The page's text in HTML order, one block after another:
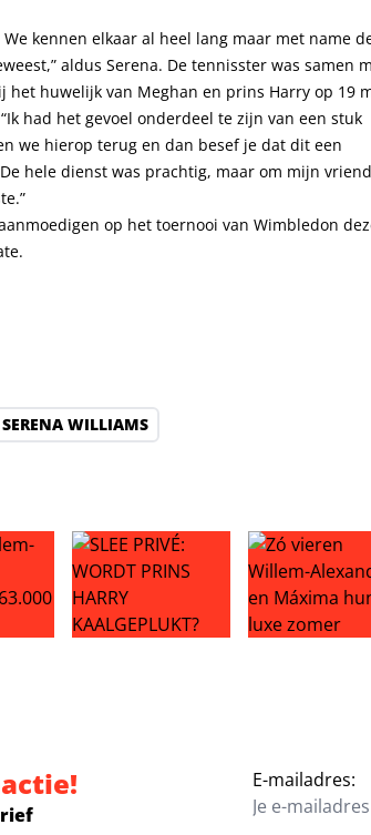
kennen elkaar al heel lang maar met name
aldus Serena. De tennisster was samen
het huwelijk van Meghan en prins Harry op 19
had het gevoel onderdeel te zijn van een stuk
we hierop terug en dan besef je dat dit een
hele dienst was prachtig, maar om mijn
op het toernooi van Wimbledon
SERENA WILLIAMS
Zó vieren
E-mailadres: